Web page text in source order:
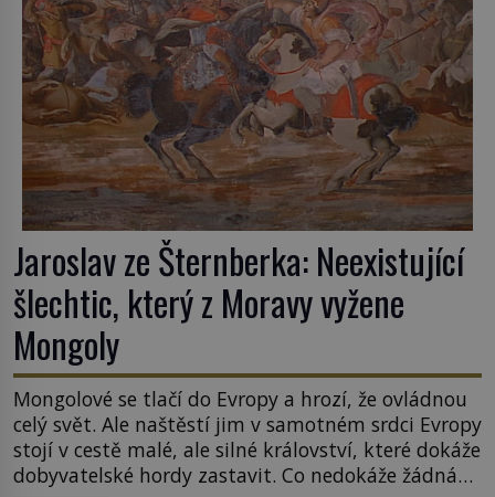
Jaroslav ze Šternberka: Neexistující
šlechtic, který z Moravy vyžene
Mongoly
Mongolové se tlačí do Evropy a hrozí, že ovládnou
celý svět. Ale naštěstí jim v samotném srdci Evropy
stojí v cestě malé, ale silné království, které dokáže
dobyvatelské hordy zastavit. Co nedokáže žádná